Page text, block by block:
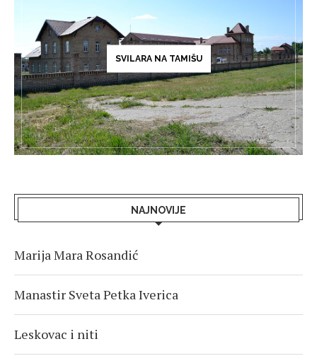
SVILARA NA TAMIŠU
NAJNOVIJE
Marija Mara Rosandić
Manastir Sveta Petka Iverica
Leskovac i niti